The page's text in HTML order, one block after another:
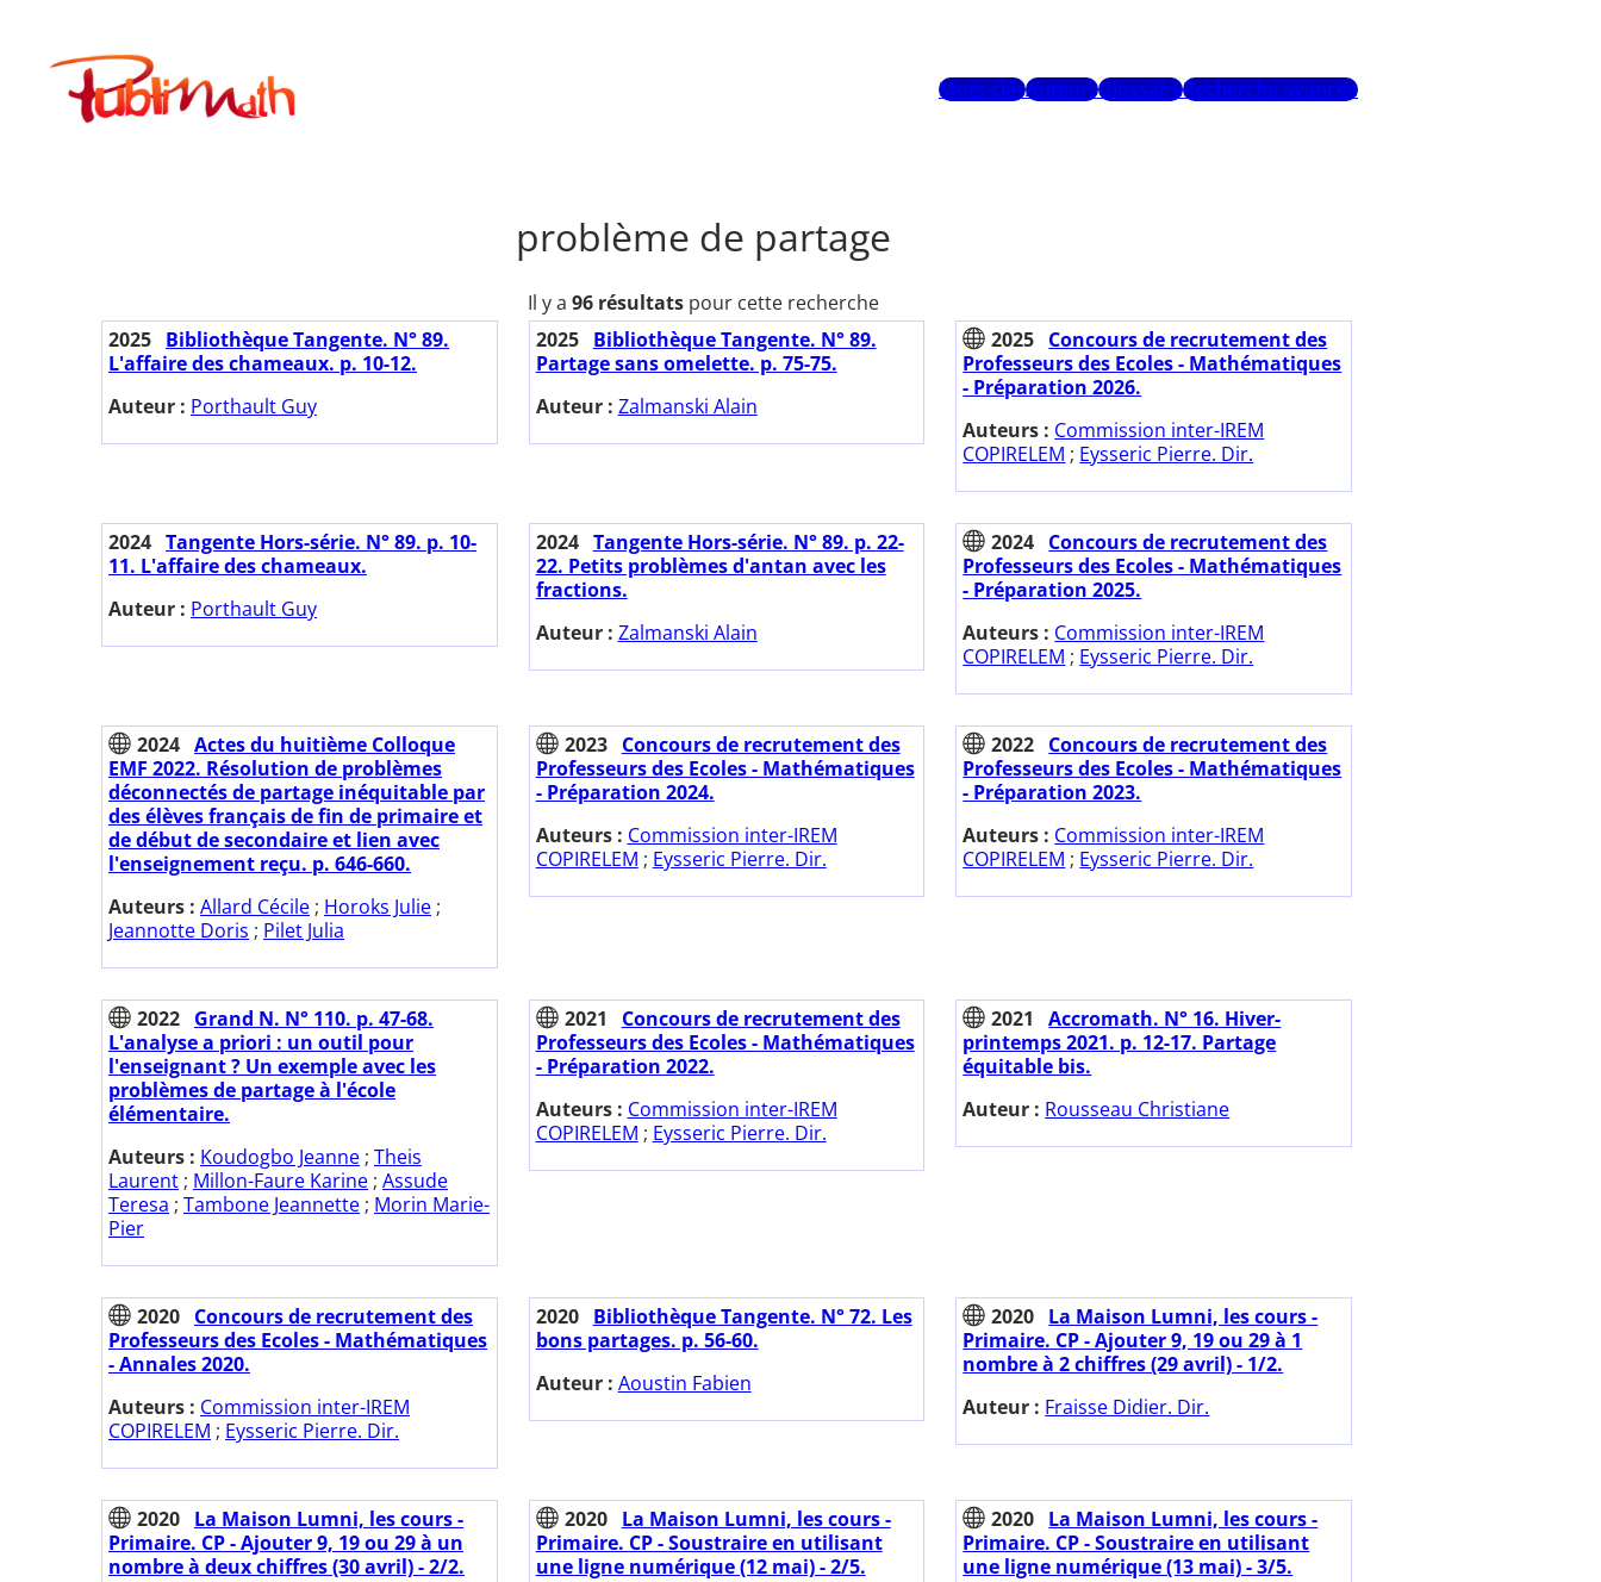
contenuPublimath
Mots-clésAuteursGlossaireRecherche avancée
problème de partage
Il y a 96 résultatspour cette recherche
2025 Bibliothèque Tangente. N° 89.
L'affaire des chameaux. p. 10-12.
Auteur : Porthault Guy
2025
Bibliothèque Tangente. N° 89.
Partage sans omelette. p. 75-75.
Auteur : Zalmanski Alain
2025 Concours de recrutement des
Professeurs des Ecoles - Mathématiques
- Préparation 2026.
Auteurs : Commission inter-IREM
COPIRELEM ; Eysseric Pierre. Dir.
2024 Tangente Hors-série. N° 89. p. 10-
11. L'affaire des chameaux.
Auteur : Porthault Guy
2024 Tangente Hors-série. N° 89. p. 22-
22. Petits problèmes d'antan avec les
fractions.
Auteur : Zalmanski Alain
2024 Concours de recrutement des
Professeurs des Ecoles - Mathématiques
- Préparation 2025.
Auteurs : Commission inter-IREM
COPIRELEM ; Eysseric Pierre. Dir.
2024 Actes du huitième Colloque
EMF 2022. Résolution de problèmes
déconnectés de partage inéquitable par
des élèves français de fin de primaire et
de début de secondaire et lien avec
l'enseignement reçu. p. 646-660.
Auteurs : Allard Cécile ; Horoks Julie ;
Jeannotte Doris ; Pilet Julia
2023
Concours de recrutement des
Professeurs des Ecoles - Mathématiques
- Préparation 2024.
Auteurs : Commission inter-IREM
COPIRELEM ; Eysseric Pierre. Dir.
2022 Concours de recrutement des
Professeurs des Ecoles - Mathématiques
- Préparation 2023.
Auteurs : Commission inter-IREM
COPIRELEM ; Eysseric Pierre. Dir.
2022 Grand N. N° 110. p. 47-68.
L'analyse a priori : un outil pour
l'enseignant ? Un exemple avec les
problèmes de partage à l'école
élémentaire.
Auteurs : Koudogbo Jeanne ; Theis
Laurent ; Millon-Faure Karine ; Assude
Teresa ; Tambone Jeannette ; Morin Marie-
Pier
2021
Concours de recrutement des
Professeurs des Ecoles - Mathématiques
- Préparation 2022.
Auteurs : Commission inter-IREM
COPIRELEM ; Eysseric Pierre. Dir.
2021
Accromath. N° 16. Hiver-
printemps 2021. p. 12-17. Partage
équitable bis.
Auteur : Rousseau Christiane
2020 Concours de recrutement des
Professeurs des Ecoles - Mathématiques
- Annales 2020.
Auteurs : Commission inter-IREM
COPIRELEM ; Eysseric Pierre. Dir.
2020
Bibliothèque Tangente. N° 72. Les
bons partages. p. 56-60.
Auteur : Aoustin Fabien
2020 La Maison Lumni, les cours -
Primaire. CP - Ajouter 9, 19 ou 29 à 1
nombre à 2 chiffres (29 avril) - 1/2.
Auteur : Fraisse Didier. Dir.
2020 La Maison Lumni, les cours -
Primaire. CP - Ajouter 9, 19 ou 29 à un
nombre à deux chiffres (30 avril) - 2/2.
2020
La Maison Lumni, les cours -
Primaire. CP - Soustraire en utilisant
une ligne numérique (12 mai) - 2/5.
2020 La Maison Lumni, les cours -
Primaire. CP - Soustraire en utilisant
une ligne numérique (13 mai) - 3/5.